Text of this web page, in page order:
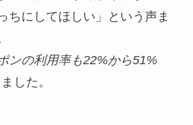
ちにしてほしい」という声ま
ンの利用率も22%から51%
した。